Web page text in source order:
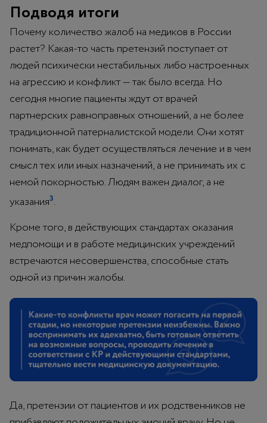
Подводя итоги
Почему количество жалоб на медиков в России
растет? Какая-то часть претензий поступает от
людей психически нестабильных либо настроенных
на агрессию и конфликт — так было всегда. Но
сегодня многие пациенты ждут от врачей
партнерских равноправных отношений, а не более
традиционной патерналистской модели. Они хотят
понимать, как будет осуществляться лечение и в чем
смысл тех или иных назначений, а не принимать их с
немой покорностью. Людям важен диалог, а не
указания3.
Кроме того, в действующих стандартах оказания
медпомощи и в работе медицинских учреждений
встречаются несовершенства, способные стать
одной из причин жалобы.
Да, претензии от пациентов и их родственников не